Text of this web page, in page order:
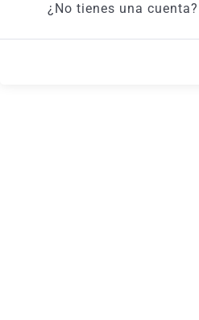
¿No tienes una cuenta?